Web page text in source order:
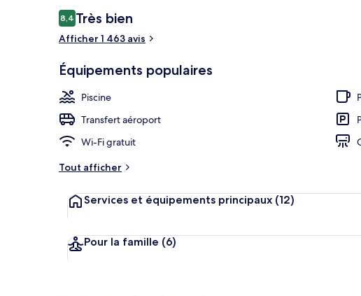
Avis
voyageurs
8,48,4 sur 10
Très bien
Afficher 1 463 avis
Équipements populaires
Piscine
Transfert aéroport
Wi-Fi gratuit
Tout afficher
Services et équipements principaux (12)
Pour la famille (6)